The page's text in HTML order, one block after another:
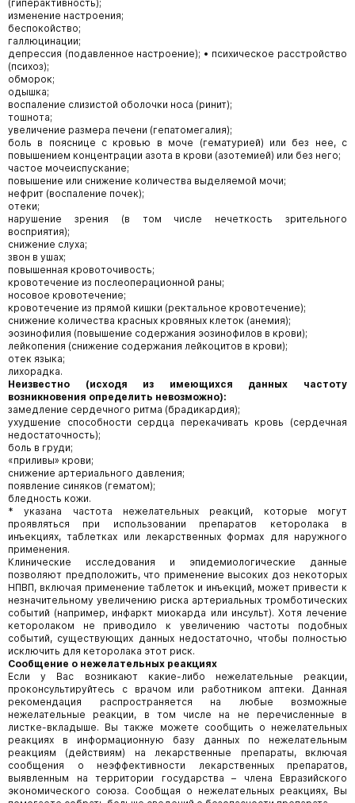
(гиперактивность);
изменение настроения;
беспокойство;
галлюцинации;
депрессия (подавленное настроение); • психическое расстройство
(психоз);
обморок;
одышка;
воспаление слизистой оболочки носа (ринит);
тошнота;
увеличение размера печени (гепатомегалия);
боль в пояснице с кровью в моче (гематурией) или без нее, с
повышением концентрации азота в крови (азотемией) или без него;
частое мочеиспускание;
повышение или снижение количества выделяемой мочи;
нефрит (воспаление почек);
отеки;
нарушение зрения (в том числе нечеткость зрительного
восприятия);
снижение слуха;
звон в ушах;
повышенная кровоточивость;
кровотечение из послеоперационной раны;
носовое кровотечение;
кровотечение из прямой кишки (ректальное кровотечение);
снижение количества красных кровяных клеток (анемия);
эозинофилия (повышение содержания эозинофилов в крови);
лейкопения (снижение содержания лейкоцитов в крови);
отек языка;
лихорадка.
Неизвестно (исходя из имеющихся данных частоту
возникновения определить невозможно):
замедление сердечного ритма (брадикардия);
ухудшение способности сердца перекачивать кровь (сердечная
недостаточность);
боль в груди;
«приливы» крови;
снижение артериального давления;
появление синяков (гематом);
бледность кожи.
* указана частота нежелательных реакций, которые могут
проявляться при использовании препаратов кеторолака в
инъекциях, таблетках или лекарственных формах для наружного
применения.
Клинические исследования и эпидемиологические данные
позволяют предположить, что применение высоких доз некоторых
НПВП, включая применение таблеток и инъекций, может привести к
незначительному увеличению риска артериальных тромботических
событий (например, инфаркт миокарда или инсульт). Хотя лечение
кеторолаком не приводило к увеличению частоты подобных
событий, существующих данных недостаточно, чтобы полностью
исключить для кеторолака этот риск.
Сообщение о нежелательных реакциях
Если у Вас возникают какие-либо нежелательные реакции,
проконсультируйтесь с врачом или работником аптеки. Данная
рекомендация распространяется на любые возможные
нежелательные реакции, в том числе на не перечисленные в
листке-вкладыше. Вы также можете сообщить о нежелательных
реакциях в информационную базу данных по нежелательным
реакциям (действиям) на лекарственные препараты, включая
сообщения о неэффективности лекарственных препаратов,
выявленным на территории государства – члена Евразийского
экономического союза. Сообщая о нежелательных реакциях, Вы